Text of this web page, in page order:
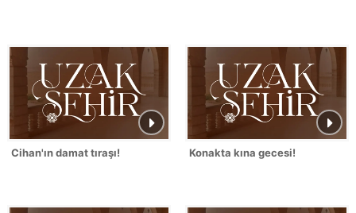
Cihan'ın damat tıraşı! Konakta kına gecesi!